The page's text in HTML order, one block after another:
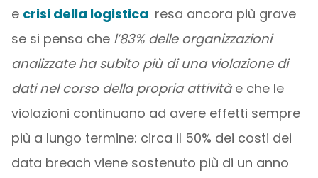
e crisi della logistica resa ancora più grave
se si pensa che l’83% delle organizzazioni
analizzate ha subito più di una violazione di
dati nel corso della propria attivitàe che le
violazioni continuano ad avere effetti sempre
più a lungo termine: circa il 50% dei costi dei
data breach viene sostenuto più di un anno